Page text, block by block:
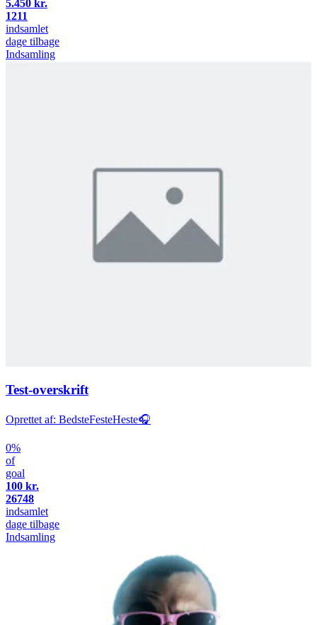
5.450 kr.
1211
indsamlet
dage tilbage
Indsamling
Test-overskrift
Oprettet af: BedsteFesteHeste🎧
0%
of
goal
100 kr.
26748
indsamlet
dage tilbage
Indsamling